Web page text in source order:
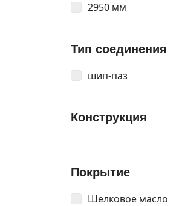
2950 мм
Тип соединения
шип-паз
Конструкция
Покрытие
Шелковое масло